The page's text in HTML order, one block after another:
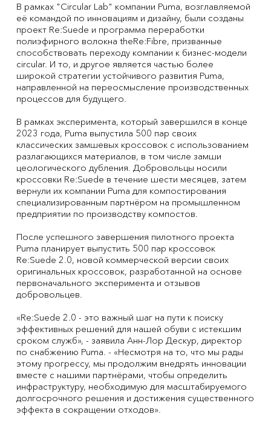
В рамках "Circular Lab" компании Puma, возглавляемой
её командой по инновациям и дизайну, были созданы
проект Re:Suede и программа переработки
полиэфирного волокна theRe:Fibre, призванные
способствовать переходу компании к бизнес-модели
circular. И то, и другое является частью более
широкой стратегии устойчивого развития Puma,
направленной на переосмысление производственных
процессов для будущего.
В рамках эксперимента, который завершился в конце
2023 года, Puma выпустила 500 пар своих
классических замшевых кроссовок с использованием
разлагающихся материалов, в том числе замши
цеологического дубления. Добровольцы носили
кроссовки Re:Suede в течение шести месяцев, затем
вернули их компании Puma для компостирования
специализированным партнёром на промышленном
предприятии по производству компостов.
После успешного завершения пилотного проекта
Puma планирует выпустить 500 пар кроссовок
Re:Suede 2.0, новой коммерческой версии своих
оригинальных кроссовок, разработанной на основе
первоначального эксперимента и отзывов
добровольцев.
«Re:Suede 2.0 - это важный шаг на пути к поиску
эффективных решений для нашей обуви с истекшим
сроком служб», - заявила Анн-Лор Дескур, директор
по снабжению Puma. - «Несмотря на то, что мы рады
этому прогрессу, мы продолжим внедрять инновации
вместе с нашими партнёрами, чтобы определить
инфраструктуру, необходимую для масштабируемого
долгосрочного решения и достижения существенного
эффекта в сокращении отходов».